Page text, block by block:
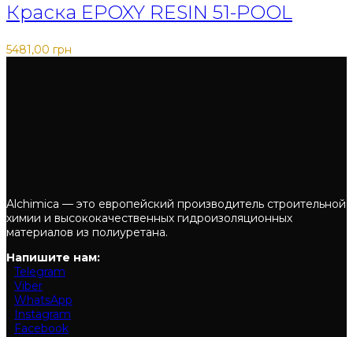
Краска EPOXY RESIN 51-POOL
5481,00 грн
Alchimica — это европейский производитель строительной
химии и высококачественных гидроизоляционных
материалов из полиуретана.
Напишите нам:
Telegram
Viber
WhatsApp
Instagram
Facebook